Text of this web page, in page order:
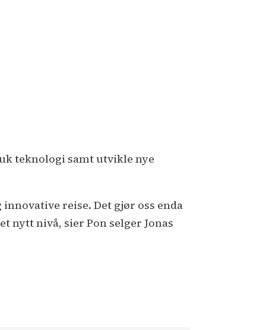
teknologi samt utvikle nye
reise. Det gjør oss enda
nytt nivå, sier Pon selger Jonas